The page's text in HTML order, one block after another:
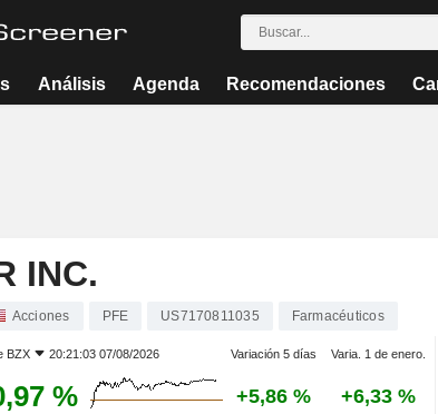
Análisis Agenda Recomendaciones
INC.
Acciones PFE US7170811035 Farmacéuticos
BZX 20:21:03 07/08/2026 Variación 5 días Varia. 1 de enero.
% +5,86 % +6,33 %